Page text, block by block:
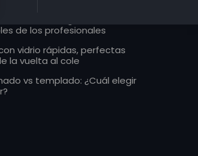
de los profesionales
vidrio rápidas, perfectas
la vuelta al cole
vs templado: ¿Cuál elegir